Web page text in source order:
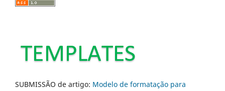
SUBMISSÃO de artigo: Modelo de formatação para